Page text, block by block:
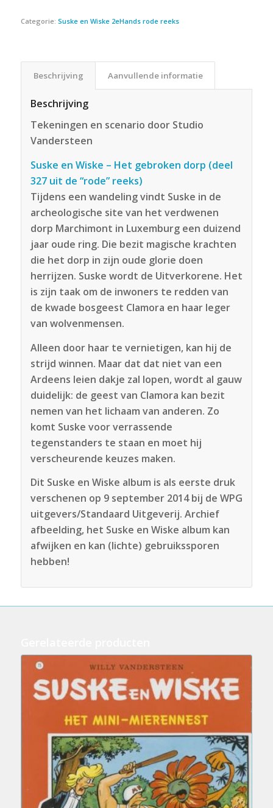
Categorie: Suske en Wiske 2eHands rode reeks
Beschrijving Aanvullende informatie
Beschrijving
Tekeningen en scenario door Studio
Vandersteen
Suske en Wiske – Het gebroken dorp (deel
327 uit de “rode” reeks)
Tijdens een wandeling vindt Suske in de
archeologische site van het verdwenen
dorp Marchimont in Luxemburg een duizend
jaar oude ring. Die bezit magische krachten
die het dorp in zijn oude glorie doen
herrijzen. Suske wordt de Uitverkorene. Het
is zijn taak om de inwoners te redden van
de kwade bosgeest Clamora en haar leger
van wolvenmensen.
Alleen door haar te vernietigen, kan hij de
strijd winnen. Maar dat dat niet van een
Ardeens leien dakje zal lopen, wordt al gauw
duidelijk: de geest van Clamora kan bezit
nemen van het lichaam van anderen. Zo
komt Suske voor verrassende
tegenstanders te staan en moet hij
verscheurende keuzes maken.
Dit Suske en Wiske album is als eerste druk
verschenen op 9 september 2014 bij de WPG
uitgevers/Standaard Uitgeverij. Archief
afbeelding, het Suske en Wiske album kan
afwijken en kan (lichte) gebruikssporen
hebben!